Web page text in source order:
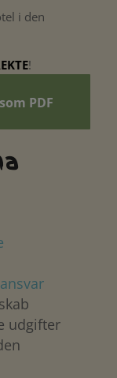
i den
!
PDF
udgifter